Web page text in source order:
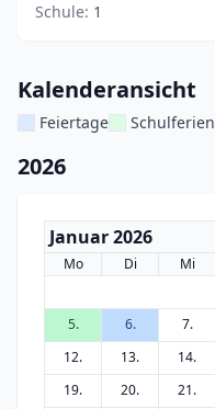
Schule: 1
Kalenderansicht
Feiertage Schulferien
2026
Januar 2026
Mo Di Mi
5.
6. 7.
12.
13. 14.
19.
20. 21.